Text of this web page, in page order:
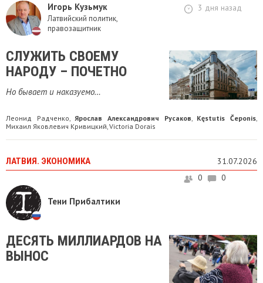
Игорь Кузьмук
Латвийский политик,
правозащитник
3 дня назад
СЛУЖИТЬ СВОЕМУ
НАРОДУ – ПОЧЕТНО
Но бывает и наказуемо…
Леонид Радченко Ярослав Александрович Русаков Kęstutis Čeponis
Михаил Яковлевич Кривицкий Victoria Dorais
ЛАТВИЯ. ЭКОНОМИКА 31.07.2026
Тени Прибалтики
0 0
ДЕСЯТЬ МИЛЛИАРДОВ НА
ВЫНОС